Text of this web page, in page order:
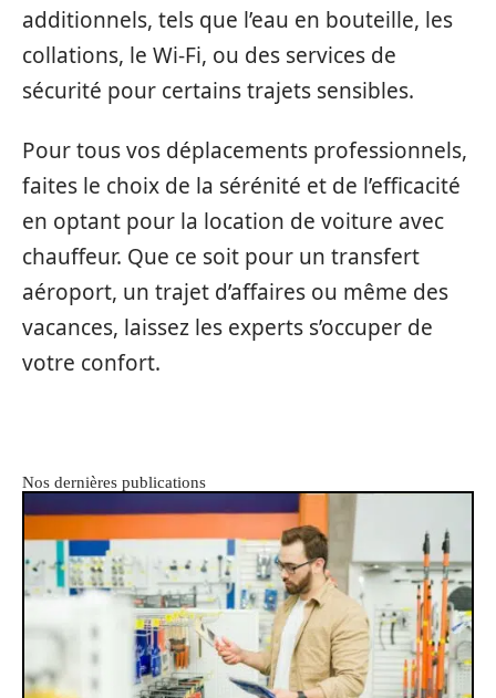
additionnels, tels que l’eau en bouteille, les
collations, le Wi-Fi, ou des services de
sécurité pour certains trajets sensibles.
Pour tous vos déplacements professionnels,
faites le choix de la sérénité et de l’efficacité
en optant pour la location de voiture avec
chauffeur. Que ce soit pour un transfert
aéroport, un trajet d’affaires ou même des
vacances, laissez les experts s’occuper de
votre confort.
Nos dernières publications